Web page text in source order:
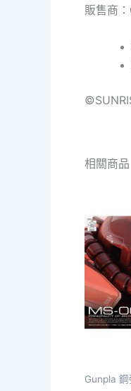
販售商
相關商品
Gunpla 鋼